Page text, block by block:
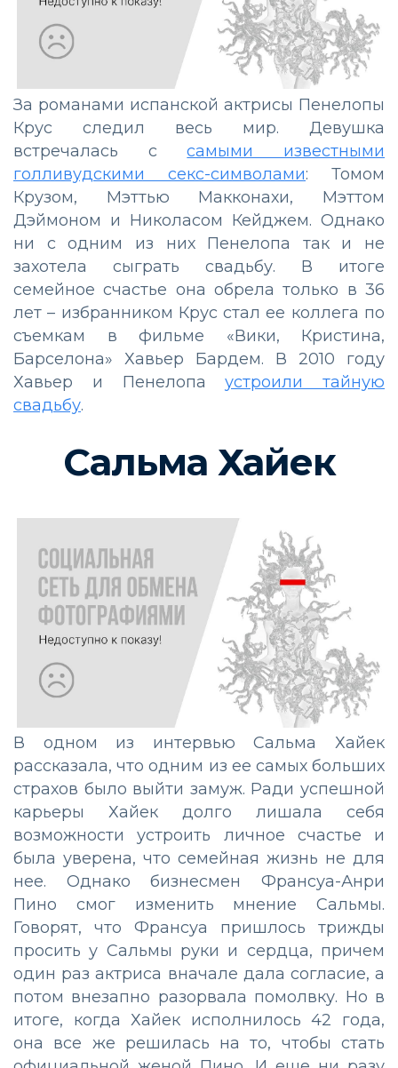
За романами испанской актрисы Пенелопы
Крус следил весь мир. Девушка
встречалась ссамыми известными
голливудскими секс-символами: Томом
Крузом, Мэттью Макконахи, Мэттом
Дэймоном и Николасом Кейджем. Однако
ни с одним из них Пенелопа так и не
захотела сыграть свадьбу. В итоге
семейное счастье она обрела только в 36
лет – избранником Крус стал ее коллега по
съемкам в фильме «Вики, Кристина,
Барселона» Хавьер Бардем. В 2010 году
Хавьер и Пенелопаустроили тайную
свадьбу.
Сальма Хайек
В одном из интервью Сальма Хайек
рассказала, что одним из ее самых больших
страхов было выйти замуж. Ради успешной
карьеры Хайек долго лишала себя
возможности устроить личное счастье и
была уверена, что семейная жизнь не для
нее. Однако бизнесмен Франсуа-Анри
Пино смог изменить мнение Сальмы.
Говорят, что Франсуа пришлось трижды
просить у Сальмы руки и сердца, причем
один раз актриса вначале дала согласие, а
потом внезапно разорвала помолвку. Но в
итоге, когда Хайек исполнилось 42 года,
она все же решилась на то, чтобы стать